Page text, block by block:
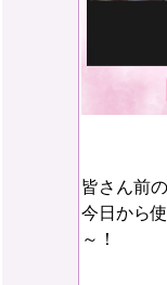
皆さん前
今日から
～！